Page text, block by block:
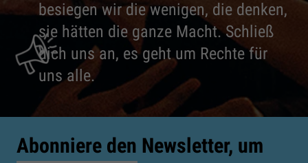
besiegen wir die wenigen, die denken,
sie hätten die ganze Macht. Schließ
dich uns an, es geht um Rechte für
uns alle.
Abonniere den Newsletter, um